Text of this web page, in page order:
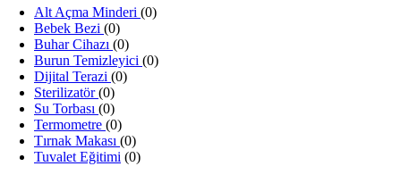
Alt Açma Minderi (0)
Bebek Bezi (0)
Buhar Cihazı (0)
Burun Temizleyici (0)
Dijital Terazi (0)
Sterilizatör(0)
Su Torbası (0)
Termometre (0)
Tırnak Makası (0)
Tuvalet Eğitimi (0)